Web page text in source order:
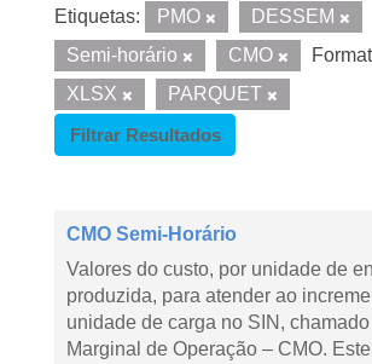
Etiquetas: PMO
DESSEM
Semi-horário
CMO
XLSX
PARQUET
Filtrar Resultados
CMO Semi-Horário
Valores do custo, por unidade de
produzida, para atender ao
unidade de carga no SIN,
Marginal de Operação – CMO.